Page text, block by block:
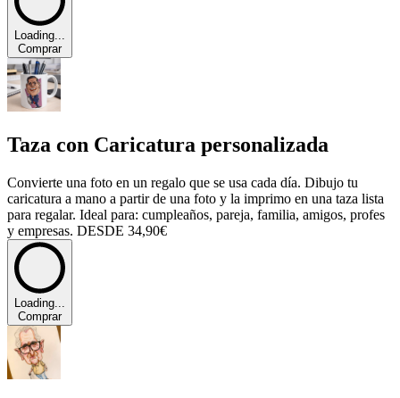
Loading...
Comprar
Taza con Caricatura personalizada
Convierte una foto en un regalo que se usa cada día. Dibujo tu
caricatura a mano a partir de una foto y la imprimo en una taza lista
para regalar. Ideal para: cumpleaños, pareja, familia, amigos, profes
y empresas. DESDE 34,90€
Loading...
Comprar